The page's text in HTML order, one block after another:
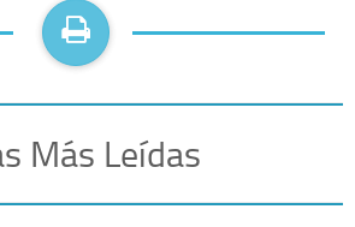
Más Leídas